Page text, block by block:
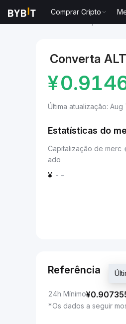
Comprar Cripto
Converta
¥
Última atualização:
Estatísticas do
Capitalização de merc
ado
--
Referência
24h Mínimo¥
*Os dados a seguir